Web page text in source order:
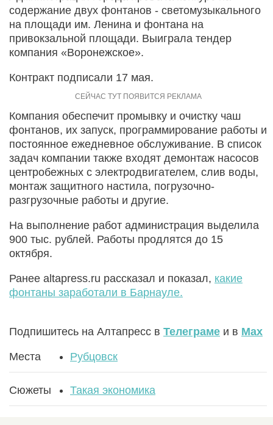
содержание двух фонтанов - светомузыкального
на площади им. Ленина и фонтана на
привокзальной площади. Выиграла тендер
компания «Воронежское».
Контракт подписали 17 мая.
Компания обеспечит промывку и очистку чаш
фонтанов, их запуск, программирование работы и
постоянное ежедневное обслуживание. В список
задач компании также входят демонтаж насосов
центробежных с электродвигателем, слив воды,
монтаж защитного настила, погрузочно-
разгрузочные работы и другие.
На выполнение работ администрация выделила
900 тыс. рублей. Работы продлятся до 15
октября.
Ранее altapress.ru рассказал и показал, какие
фонтаны заработали в Барнауле.
Подпишитесь на Алтапресс в Телеграме и в Max
Места Рубцовск
Сюжеты Такая экономика